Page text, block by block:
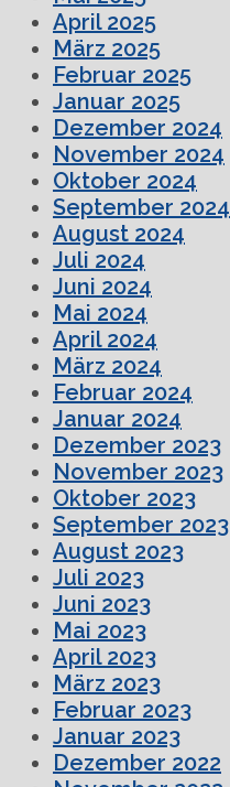
April 2025
März 2025
Februar 2025
Januar 2025
Dezember 2024
November 2024
Oktober 2024
September 2024
August 2024
Juli 2024
Juni 2024
Mai 2024
April 2024
März 2024
Februar 2024
Januar 2024
Dezember 2023
November 2023
Oktober 2023
September 2023
August 2023
Juli 2023
Juni 2023
Mai 2023
April 2023
März 2023
Februar 2023
Januar 2023
Dezember 2022